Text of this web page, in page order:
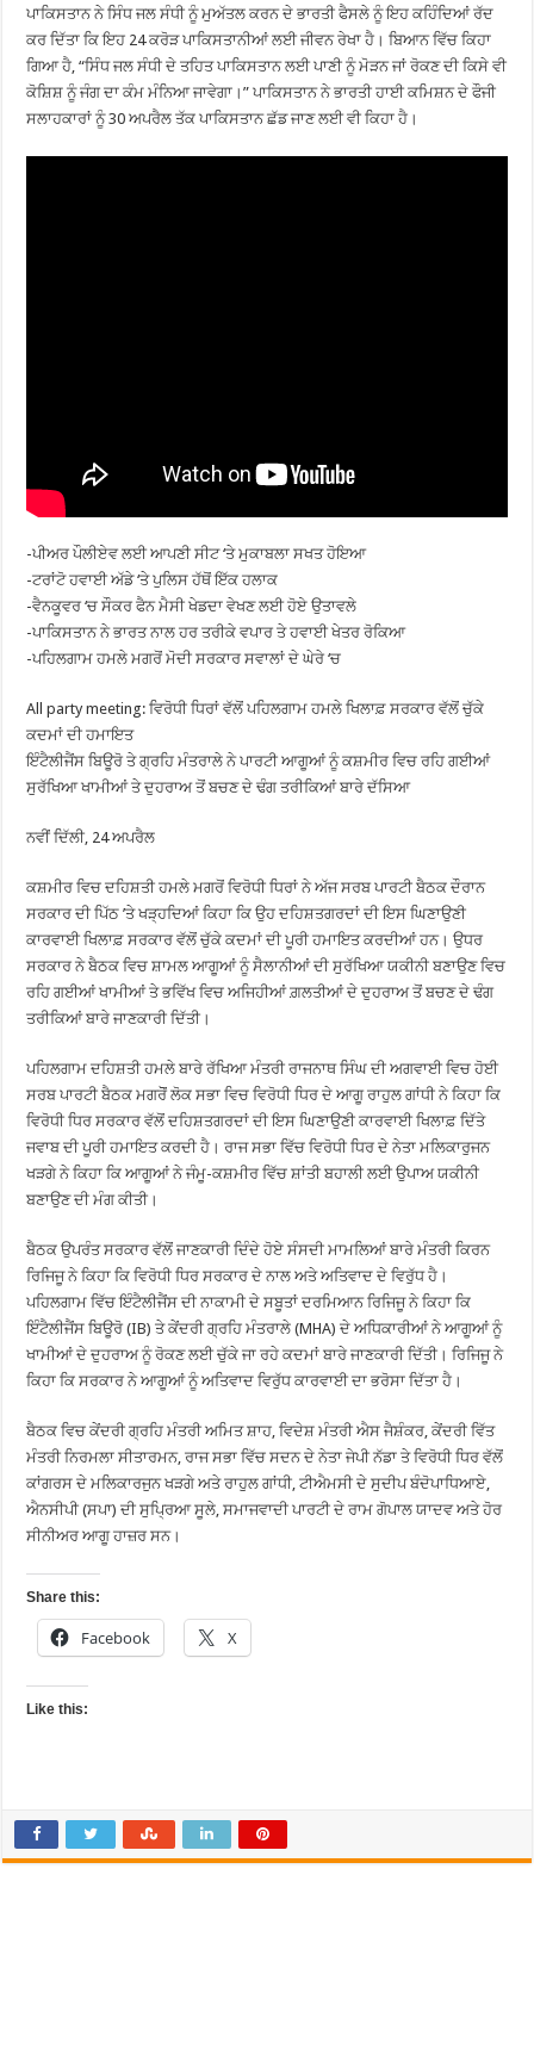
ਪਾਕਿਸਤਾਨ ਨੇ ਸਿੰਧ ਜਲ ਸੰਧੀ ਨੂੰ ਮੁਅੱਤਲ ਕਰਨ ਦੇ ਭਾਰਤੀ ਫੈਸਲੇ ਨੂੰ ਇਹ ਕਹਿੰਦਿਆਂ ਰੱਦ
ਕਰ ਦਿੱਤਾ ਕਿ ਇਹ 24 ਕਰੋੜ ਪਾਕਿਸਤਾਨੀਆਂ ਲਈ ਜੀਵਨ ਰੇਖਾ ਹੈ। ਬਿਆਨ ਵਿੱਚ ਕਿਹਾ
ਗਿਆ ਹੈ, “ਸਿੰਧ ਜਲ ਸੰਧੀ ਦੇ ਤਹਿਤ ਪਾਕਿਸਤਾਨ ਲਈ ਪਾਣੀ ਨੂੰ ਮੋੜਨ ਜਾਂ ਰੋਕਣ ਦੀ ਕਿਸੇ ਵੀ
ਕੋਸ਼ਿਸ਼ ਨੂੰ ਜੰਗ ਦਾ ਕੰਮ ਮੰਨਿਆ ਜਾਵੇਗਾ।” ਪਾਕਿਸਤਾਨ ਨੇ ਭਾਰਤੀ ਹਾਈ ਕਮਿਸ਼ਨ ਦੇ ਫੌਜੀ
ਸਲਾਹਕਾਰਾਂ ਨੂੰ 30 ਅਪਰੈਲ ਤੱਕ ਪਾਕਿਸਤਾਨ ਛੱਡ ਜਾਣ ਲਈ ਵੀ ਕਿਹਾ ਹੈ।
-ਪੀਅਰ ਪੌਲੀਏਵ ਲਈ ਆਪਣੀ ਸੀਟ ‘ਤੇ ਮੁਕਾਬਲਾ ਸਖਤ ਹੋਇਆ
-ਟਰਾਂਟੋ ਹਵਾਈ ਅੱਡੇ ‘ਤੇ ਪੁਲਿਸ ਹੱਥੋਂ ਇੱਕ ਹਲਾਕ
-ਵੈਨਕੂਵਰ ‘ਚ ਸੌਕਰ ਫੈਨ ਮੈਸੀ ਖੇਡਦਾ ਵੇਖਣ ਲਈ ਹੋਏ ਉਤਾਵਲੇ
-ਪਾਕਿਸਤਾਨ ਨੇ ਭਾਰਤ ਨਾਲ ਹਰ ਤਰੀਕੇ ਵਪਾਰ ਤੇ ਹਵਾਈ ਖੇਤਰ ਰੋਕਿਆ
-ਪਹਿਲਗਾਮ ਹਮਲੇ ਮਗਰੋਂ ਮੋਦੀ ਸਰਕਾਰ ਸਵਾਲਾਂ ਦੇ ਘੇਰੇ ‘ਚ
All party meeting: ਵਿਰੋਧੀ ਧਿਰਾਂ ਵੱਲੋਂ ਪਹਿਲਗਾਮ ਹਮਲੇ ਖਿਲਾਫ਼ ਸਰਕਾਰ ਵੱਲੋਂ ਚੁੱਕੇ
ਕਦਮਾਂ ਦੀ ਹਮਾਇਤ
ਇੰਟੈਲੀਜੈਂਸ ਬਿਊਰੋ ਤੇ ਗ੍ਰਹਿ ਮੰਤਰਾਲੇ ਨੇ ਪਾਰਟੀ ਆਗੂਆਂ ਨੂੰ ਕਸ਼ਮੀਰ ਵਿਚ ਰਹਿ ਗਈਆਂ
ਸੁਰੱਖਿਆ ਖਾਮੀਆਂ ਤੇ ਦੁਹਰਾਅ ਤੋਂ ਬਚਣ ਦੇ ਢੰਗ ਤਰੀਕਿਆਂ ਬਾਰੇ ਦੱਸਿਆ
ਨਵੀਂ ਦਿੱਲੀ, 24 ਅਪਰੈਲ
ਕਸ਼ਮੀਰ ਵਿਚ ਦਹਿਸ਼ਤੀ ਹਮਲੇ ਮਗਰੋਂ ਵਿਰੋਧੀ ਧਿਰਾਂ ਨੇ ਅੱਜ ਸਰਬ ਪਾਰਟੀ ਬੈਠਕ ਦੌਰਾਨ
ਸਰਕਾਰ ਦੀ ਪਿੱਠ ’ਤੇ ਖੜ੍ਹਦਿਆਂ ਕਿਹਾ ਕਿ ਉਹ ਦਹਿਸ਼ਤਗਰਦਾਂ ਦੀ ਇਸ ਘਿਣਾਉਣੀ
ਕਾਰਵਾਈ ਖਿਲਾਫ਼ ਸਰਕਾਰ ਵੱਲੋਂ ਚੁੱਕੇ ਕਦਮਾਂ ਦੀ ਪੂਰੀ ਹਮਾਇਤ ਕਰਦੀਆਂ ਹਨ। ਉਧਰ
ਸਰਕਾਰ ਨੇ ਬੈਠਕ ਵਿਚ ਸ਼ਾਮਲ ਆਗੂਆਂ ਨੂੰ ਸੈਲਾਨੀਆਂ ਦੀ ਸੁਰੱਖਿਆ ਯਕੀਨੀ ਬਣਾਉਣ ਵਿਚ
ਰਹਿ ਗਈਆਂ ਖਾਮੀਆਂ ਤੇ ਭਵਿੱਖ ਵਿਚ ਅਜਿਹੀਆਂ ਗ਼ਲਤੀਆਂ ਦੇ ਦੁਹਰਾਅ ਤੋਂ ਬਚਣ ਦੇ ਢੰਗ
ਤਰੀਕਿਆਂ ਬਾਰੇ ਜਾਣਕਾਰੀ ਦਿੱਤੀ।
ਪਹਿਲਗਾਮ ਦਹਿਸ਼ਤੀ ਹਮਲੇ ਬਾਰੇ ਰੱਖਿਆ ਮੰਤਰੀ ਰਾਜਨਾਥ ਸਿੰਘ ਦੀ ਅਗਵਾਈ ਵਿਚ ਹੋਈ
ਸਰਬ ਪਾਰਟੀ ਬੈਠਕ ਮਗਰੋੋਂ ਲੋਕ ਸਭਾ ਵਿਚ ਵਿਰੋਧੀ ਧਿਰ ਦੇ ਆਗੂ ਰਾਹੁਲ ਗਾਂਧੀ ਨੇ ਕਿਹਾ ਕਿ
ਵਿਰੋਧੀ ਧਿਰ ਸਰਕਾਰ ਵੱਲੋਂ ਦਹਿਸ਼ਤਗਰਦਾਂ ਦੀ ਇਸ ਘਿਣਾਉਣੀ ਕਾਰਵਾਈ ਖਿਲਾਫ਼ ਦਿੱਤੇ
ਜਵਾਬ ਦੀ ਪੂਰੀ ਹਮਾਇਤ ਕਰਦੀ ਹੈ। ਰਾਜ ਸਭਾ ਵਿੱਚ ਵਿਰੋਧੀ ਧਿਰ ਦੇ ਨੇਤਾ ਮਲਿਕਾਰੁਜਨ
ਖੜਗੇ ਨੇ ਕਿਹਾ ਕਿ ਆਗੂਆਂ ਨੇ ਜੰਮੂ-ਕਸ਼ਮੀਰ ਵਿੱਚ ਸ਼ਾਂਤੀ ਬਹਾਲੀ ਲਈ ਉਪਾਅ ਯਕੀਨੀ
ਬਣਾਉਣ ਦੀ ਮੰਗ ਕੀਤੀ।
ਬੈਠਕ ਉਪਰੰਤ ਸਰਕਾਰ ਵੱਲੋਂ ਜਾਣਕਾਰੀ ਦਿੰਦੇ ਹੋਏ ਸੰਸਦੀ ਮਾਮਲਿਆਂ ਬਾਰੇ ਮੰਤਰੀ ਕਿਰਨ
ਰਿਜਿਜੂ ਨੇ ਕਿਹਾ ਕਿ ਵਿਰੋਧੀ ਧਿਰ ਸਰਕਾਰ ਦੇ ਨਾਲ ਅਤੇ ਅਤਿਵਾਦ ਦੇ ਵਿਰੁੱਧ ਹੈ।
ਪਹਿਲਗਾਮ ਵਿੱਚ ਇੰਟੈਲੀਜੈਂਸ ਦੀ ਨਾਕਾਮੀ ਦੇ ਸਬੂਤਾਂ ਦਰਮਿਆਨ ਰਿਜਿਜੂ ਨੇ ਕਿਹਾ ਕਿ
ਇੰਟੈਲੀਜੈਂਸ ਬਿਊਰੋ (IB) ਤੇ ਕੇਂਦਰੀ ਗ੍ਰਹਿ ਮੰਤਰਾਲੇ (MHA) ਦੇ ਅਧਿਕਾਰੀਆਂ ਨੇ ਆਗੂਆਂ ਨੂੰ
ਖਾਮੀਆਂ ਦੇ ਦੁਹਰਾਅ ਨੂੰ ਰੋਕਣ ਲਈ ਚੁੱਕੇ ਜਾ ਰਹੇ ਕਦਮਾਂ ਬਾਰੇ ਜਾਣਕਾਰੀ ਦਿੱਤੀ। ਰਿਜਿਜੂ ਨੇ
ਕਿਹਾ ਕਿ ਸਰਕਾਰ ਨੇ ਆਗੂਆਂ ਨੂੰ ਅਤਿਵਾਦ ਵਿਰੁੱਧ ਕਾਰਵਾਈ ਦਾ ਭਰੋਸਾ ਦਿੱਤਾ ਹੈ।
ਬੈਠਕ ਵਿਚ ਕੇਂਦਰੀ ਗ੍ਰਹਿ ਮੰਤਰੀ ਅਮਿਤ ਸ਼ਾਹ, ਵਿਦੇਸ਼ ਮੰਤਰੀ ਐਸ ਜੈਸ਼ੰਕਰ, ਕੇਂਦਰੀ ਵਿੱਤ
ਮੰਤਰੀ ਨਿਰਮਲਾ ਸੀਤਾਰਮਨ, ਰਾਜ ਸਭਾ ਵਿੱਚ ਸਦਨ ਦੇ ਨੇਤਾ ਜੇਪੀ ਨੱਡਾ ਤੇ ਵਿਰੋਧੀ ਧਿਰ ਵੱਲੋਂ
ਕਾਂਗਰਸ ਦੇ ਮਲਿਕਾਰਜੁਨ ਖੜਗੇ ਅਤੇ ਰਾਹੁਲ ਗਾਂਧੀ, ਟੀਐਮਸੀ ਦੇ ਸੁਦੀਪ ਬੰਦੋਪਾਧਿਆਏ,
ਐਨਸੀਪੀ (ਸਪਾ) ਦੀ ਸੁਪ੍ਰਿਆ ਸੂਲੇ, ਸਮਾਜਵਾਦੀ ਪਾਰਟੀ ਦੇ ਰਾਮ ਗੋਪਾਲ ਯਾਦਵ ਅਤੇ ਹੋਰ
ਸੀਨੀਅਰ ਆਗੂ ਹਾਜ਼ਰ ਸਨ।
Share this:
Facebook X
Like this: